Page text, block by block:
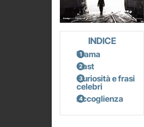
INDICE
Trama
Cast
Curiosità e frasi
celebri
Accoglienza